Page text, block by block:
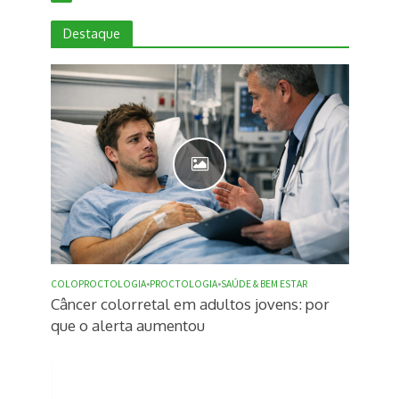
Destaque
COLOPROCTOLOGIA•PROCTOLOGIA•SAÚDE & BEM ESTAR
Câncer colorretal em adultos jovens: por
que o alerta aumentou